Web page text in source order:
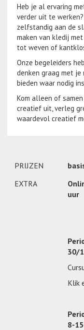
Heb je al ervaring
verder uit te
zelfstandig aan de
maken van kledij
tot weven of
Onze begeleiders
denken graag met je
bieden waar nodig
Kom alleen of
creatief uit, verleg
waardevol creatief
PRIJZEN
EXTRA
uur
30/
Klik
8-